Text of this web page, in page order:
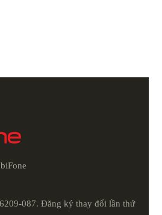
087. Đăng ký thay đổi lần thứ